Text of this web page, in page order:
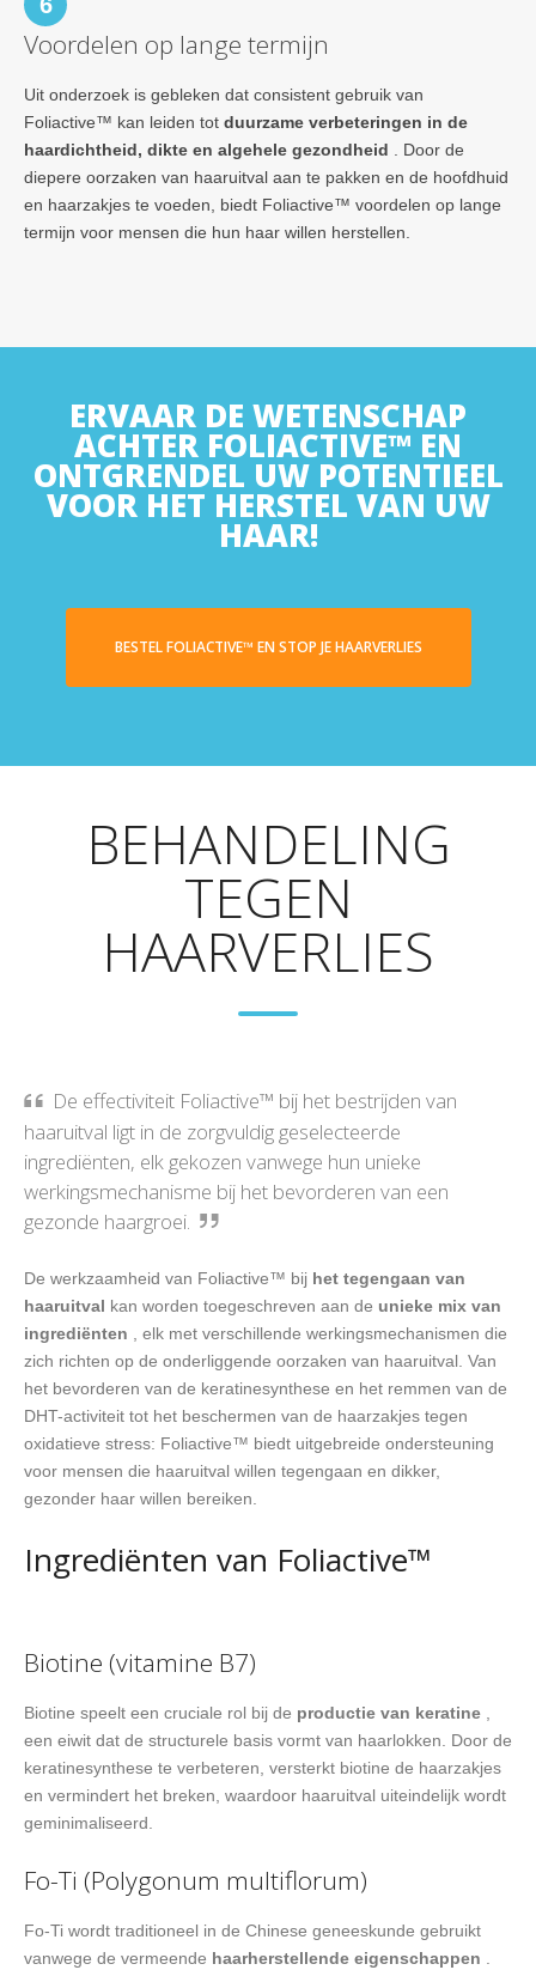
6
Voordelen op lange termijn
Uit onderzoek is gebleken dat consistent gebruik van
Foliactive™ kan leiden tot duurzame verbeteringen in de
haardichtheid, dikte en algehele gezondheid . Door de
diepere oorzaken van haaruitval aan te pakken en de hoofdhuid
en haarzakjes te voeden, biedt Foliactive™ voordelen op lange
termijn voor mensen die hun haar willen herstellen.
ERVAAR DE WETENSCHAP
ACHTER FOLIACTIVE™ EN
ONTGRENDEL UW POTENTIEEL
VOOR HET HERSTEL VAN UW
HAAR!
BESTEL FOLIACTIVE™ EN STOP JE HAARVERLIES
BEHANDELING
TEGEN
HAARVERLIES
De effectiviteit Foliactive™ bij het bestrijden van
haaruitval ligt in de zorgvuldig geselecteerde
ingrediënten, elk gekozen vanwege hun unieke
werkingsmechanisme bij het bevorderen van een
gezonde haargroei.
De werkzaamheid van Foliactive™ bij het tegengaan van
haaruitval kan worden toegeschreven aan de unieke mix van
ingrediënten , elk met verschillende werkingsmechanismen die
zich richten op de onderliggende oorzaken van haaruitval. Van
het bevorderen van de keratinesynthese en het remmen van de
DHT-activiteit tot het beschermen van de haarzakjes tegen
oxidatieve stress: Foliactive™ biedt uitgebreide ondersteuning
voor mensen die haaruitval willen tegengaan en dikker,
gezonder haar willen bereiken.
Ingrediënten van Foliactive™
Biotine (vitamine B7)
Biotine speelt een cruciale rol bij de productie van keratine ,
een eiwit dat de structurele basis vormt van haarlokken. Door de
keratinesynthese te verbeteren, versterkt biotine de haarzakjes
en vermindert het breken, waardoor haaruitval uiteindelijk wordt
geminimaliseerd.
Fo-Ti (Polygonum multiflorum)
Fo-Ti wordt traditioneel in de Chinese geneeskunde gebruikt
vanwege de vermeende haarherstellende eigenschappen .